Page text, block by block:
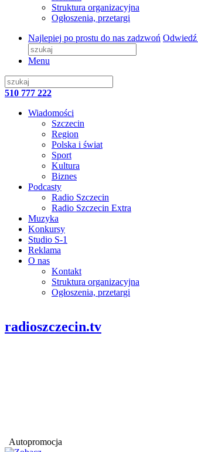
Struktura organizacyjna
Ogłoszenia, przetargi
Najlepiej po prostu do nas zadzwoń Odwiedź
Menu
510 777 222
Wiadomości
Szczecin
Region
Polska i świat
Sport
Kultura
Biznes
Podcasty
Radio Szczecin
Radio Szczecin Extra
Muzyka
Konkursy
Studio S-1
Reklama
O nas
Kontakt
Struktura organizacyjna
Ogłoszenia, przetargi
radioszczecin.tv
Autopromocja